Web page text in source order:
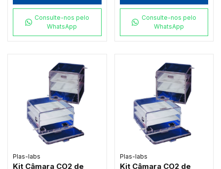
Consulte-nos pelo
WhatsApp
Consulte-nos pelo
WhatsApp
Plas-labs
Kit Câmara CO2 de
Plas-labs
Kit Câmara CO2 de